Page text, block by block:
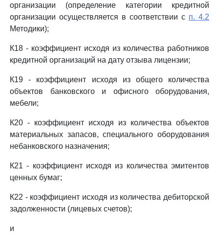
организации (определение категории кредитной
организации осуществляется в соответствии с п. 4.2
Методики);
К18 - коэффициент исходя из количества работников
кредитной организаций на дату отзыва лицензии;
К19 - коэффициент исходя из общего количества
объектов банковского и офисного оборудования,
мебели;
К20 - коэффициент исходя из количества объектов
материальных запасов, специального оборудования
небанковского назначения;
К21 - коэффициент исходя из количества эмитентов
ценных бумаг;
К22 - коэффициент исходя из количества дебиторской
задолженности (лицевых счетов);
и